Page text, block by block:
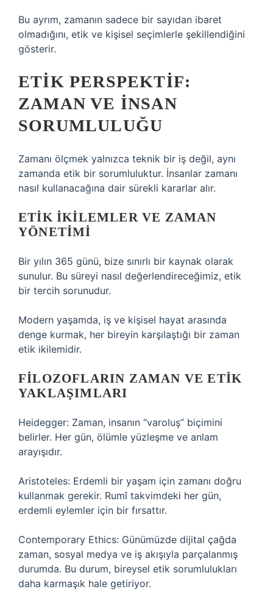
Bu ayrım, zamanın sadece bir sayıdan ibaret
olmadığını, etik ve kişisel seçimlerle şekillendiğini
gösterir.
ETIK PERSPEKTIF:
ZAMAN VE İNSAN
SORUMLULUĞU
Zamanı ölçmek yalnızca teknik bir iş değil, aynı
zamanda etik bir sorumluluktur. İnsanlar zamanı
nasıl kullanacağına dair sürekli kararlar alır.
ETIK İKILEMLER VE ZAMAN
YÖNETIMI
Bir yılın 365 günü, bize sınırlı bir kaynak olarak
sunulur. Bu süreyi nasıl değerlendireceğimiz, etik
bir tercih sorunudur.
Modern yaşamda, iş ve kişisel hayat arasında
denge kurmak, her bireyin karşılaştığı bir zaman
etik ikilemidir.
FILOZOFLARIN ZAMAN VE ETIK
YAKLAŞIMLARI
Heidegger: Zaman, insanın “varoluş” biçimini
belirler. Her gün, ölümle yüzleşme ve anlam
arayışıdır.
Aristoteles: Erdemli bir yaşam için zamanı doğru
kullanmak gerekir. Rumî takvimdeki her gün,
erdemli eylemler için bir fırsattır.
Contemporary Ethics: Günümüzde dijital çağda
zaman, sosyal medya ve iş akışıyla parçalanmış
durumda. Bu durum, bireysel etik sorumlulukları
daha karmaşık hale getiriyor.